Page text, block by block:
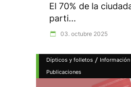
El 70% de la
parti...
03. octubre 2025
Dípticos y folletos / Información
Publicaciones